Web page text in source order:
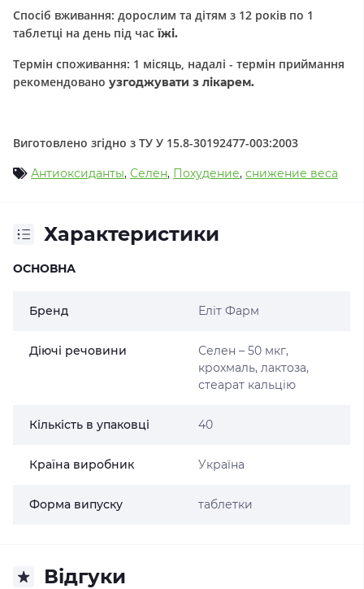
Спосіб вживання: дорослим та дітям з 12 років по 1
таблетці на день під час їжі.
Термін споживання: 1 місяць, надалі - термін приймання
рекомендовано узгоджувати з лікарем.
Виготовлено згідно з ТУ У 15.8-30192477-003:2003
Антиоксиданты, Селен, Похудение, снижение веса
Характеристики
ОСНОВНА
Бренд Еліт Фарм
Діючі речовини
Селен – 50 мкг,
крохмаль, лактоза,
стеарат кальцію
Кількість в упаковці 40
Країна виробник Україна
Форма випуску таблетки
Відгуки